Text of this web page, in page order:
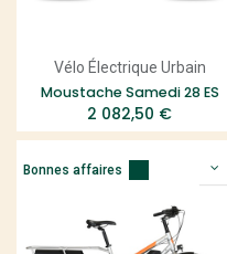
Vélo Électrique Urbain
Moustache Samedi 28 ES
2 082,50 €
Bonnes affaires